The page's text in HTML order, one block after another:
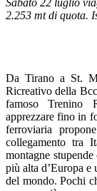
Sabato 22 luglio
2.253 mt di quota.
Da Tirano a St.
Ricreativo della
famoso Trenino
apprezzare fino in
ferroviaria
collegamento tra
montagne
più alta d’Europa e
del mondo. Pochi